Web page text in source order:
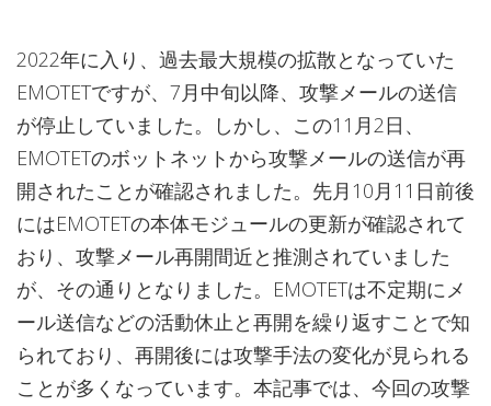
2022年に入り、過去最大規模の拡散となっていた
EMOTETですが、7月中旬以降、攻撃メールの送信
が停止していました。しかし、この11月2日、
EMOTETのボットネットから攻撃メールの送信が再
開されたことが確認されました。先月10月11日前後
にはEMOTETの本体モジュールの更新が確認されて
おり、攻撃メール再開間近と推測されていました
が、その通りとなりました。EMOTETは不定期にメ
ール送信などの活動休止と再開を繰り返すことで知
られており、再開後には攻撃手法の変化が見られる
ことが多くなっています。本記事では、今回の攻撃